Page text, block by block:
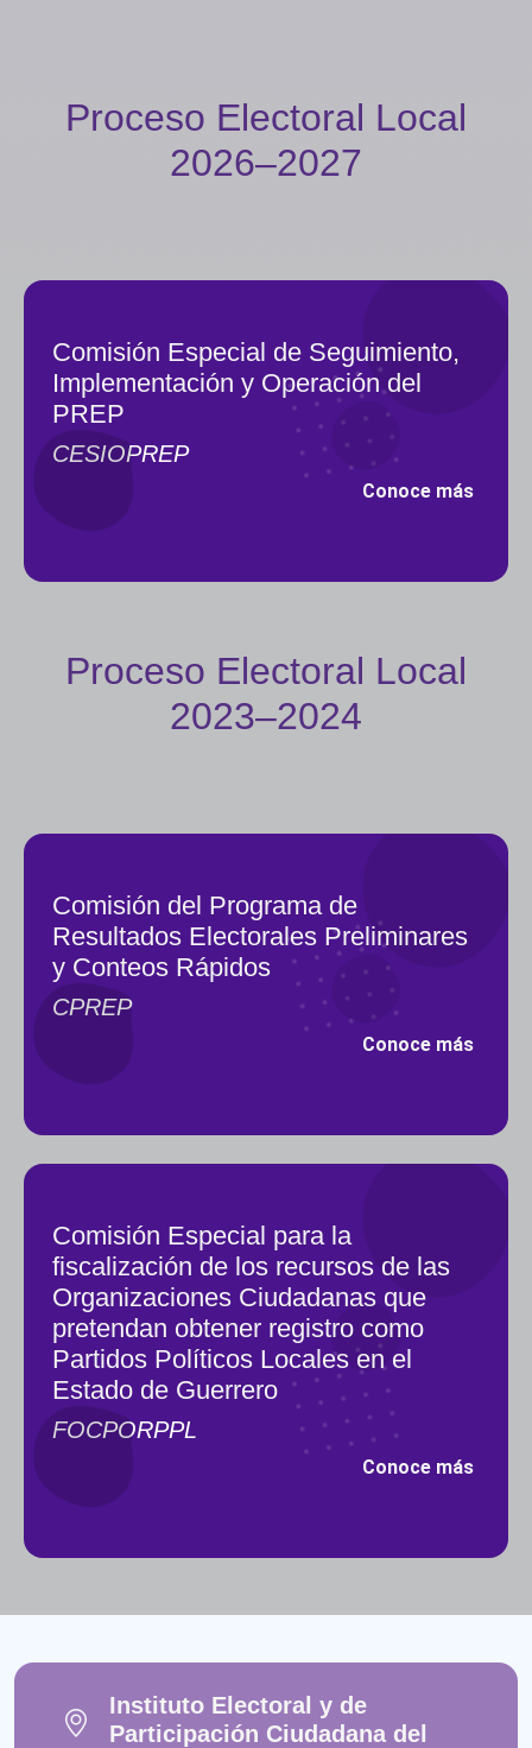
Proceso Electoral Local
2026–2027
Comisión Especial de Seguimiento,
Implementación y Operación del
PREP
CESIOPREP
Conoce más
Proceso Electoral Local
2023–2024
Comisión del Programa de
Resultados Electorales Preliminares
y Conteos Rápidos
CPREP
Conoce más
Comisión Especial para la
fiscalización de los recursos de las
Organizaciones Ciudadanas que
pretendan obtener registro como
Partidos Políticos Locales en el
Estado de Guerrero
FOCPORPPL
Conoce más
Instituto Electoral y de
Participación Ciudadana del